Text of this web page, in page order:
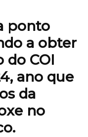
ponto
a obter
COI
ano que
da
no